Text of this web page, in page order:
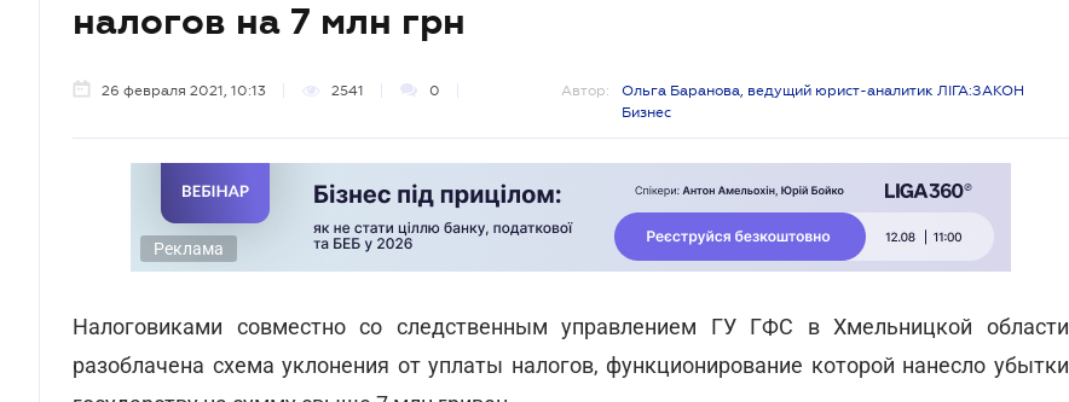
налогов на 7 млн грн
26 февраля 2021, 10:13 2541 0 Автор:
Ольга Баранова, ведущий юрист-аналитик ЛІГА:ЗАКОН
Бизнес
Реклама
Налоговиками совместно со следственным управлением ГУ ГФС в Хмельницкой области
разоблачена схема уклонения от уплаты налогов, функционирование которой нанесло убытки